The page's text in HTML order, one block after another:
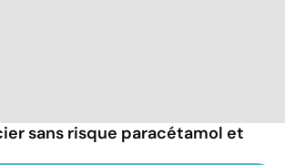
sans risque paracétamol et